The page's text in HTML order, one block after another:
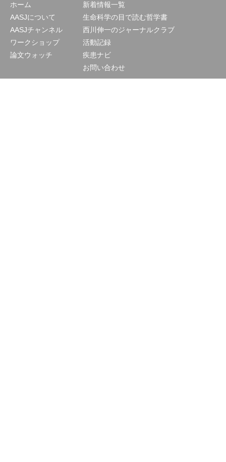
ホーム
AASJについて
AASJチャンネル
ワークショップ
論文ウォッチ
新着情報一覧
生命科学の目で読む哲学書
西川伸一のジャーナルクラブ
活動記録
疾患ナビ
お問い合わせ